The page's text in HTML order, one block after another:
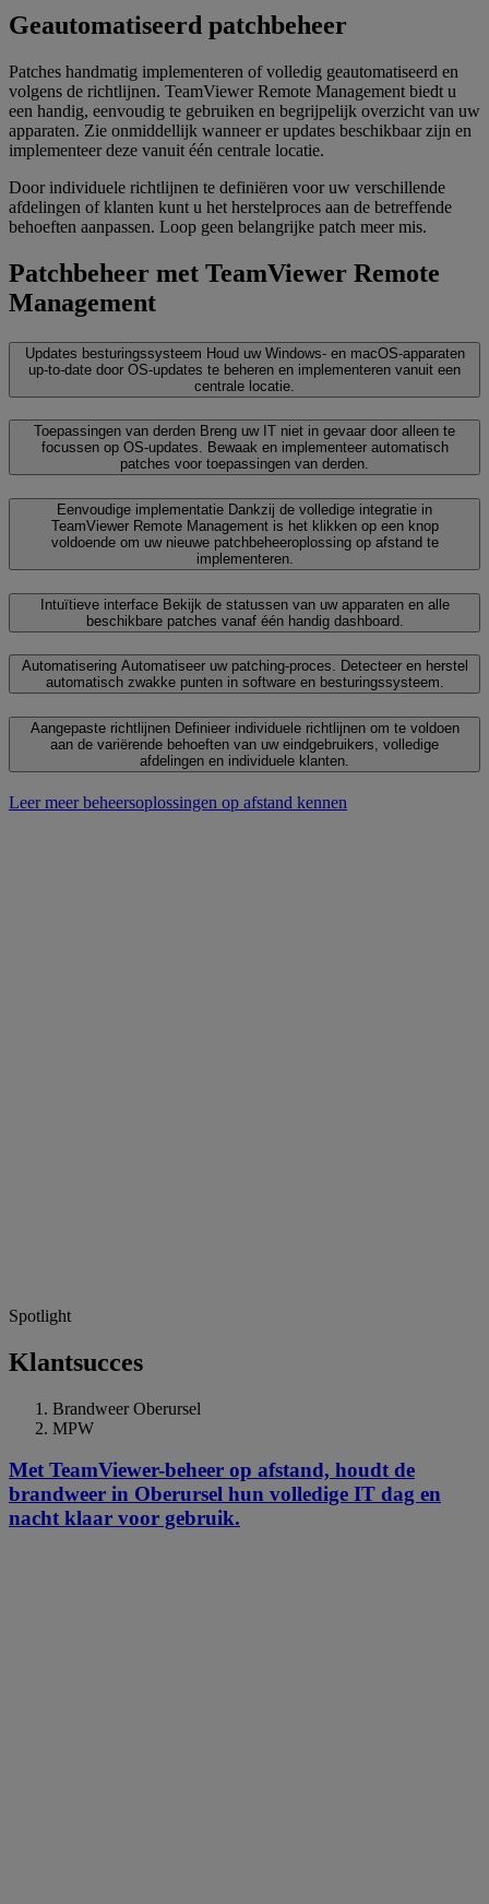
Geautomatiseerd patchbeheer
Patches handmatig implementeren of volledig geautomatiseerd en
volgens de richtlijnen. TeamViewer Remote Management biedt u
een handig, eenvoudig te gebruiken en begrijpelijk overzicht van uw
apparaten. Zie onmiddellijk wanneer er updates beschikbaar zijn en
implementeer deze vanuit één centrale locatie.
Door individuele richtlijnen te definiëren voor uw verschillende
afdelingen of klanten kunt u het herstelproces aan de betreffende
behoeften aanpassen. Loop geen belangrijke patch meer mis.
Patchbeheer met TeamViewer Remote
Management
Updates besturingssysteem Houd uw Windows- en macOS-apparaten
up-to-date door OS-updates te beheren en implementeren vanuit een
centrale locatie.
Toepassingen van derden Breng uw IT niet in gevaar door alleen te
focussen op OS-updates. Bewaak en implementeer automatisch
patches voor toepassingen van derden.
Eenvoudige implementatie Dankzij de volledige integratie in
TeamViewer Remote Management is het klikken op een knop
voldoende om uw nieuwe patchbeheeroplossing op afstand te
implementeren.
Intuïtieve interface Bekijk de statussen van uw apparaten en alle
beschikbare patches vanaf één handig dashboard.
Automatisering Automatiseer uw patching-proces. Detecteer en herstel
automatisch zwakke punten in software en besturingssysteem.
Aangepaste richtlijnen Definieer individuele richtlijnen om te voldoen
aan de variërende behoeften van uw eindgebruikers, volledige
afdelingen en individuele klanten.
Leer meer beheersoplossingen op afstand kennen
Spotlight
Klantsucces
Brandweer Oberursel
MPW
Met TeamViewer-beheer op afstand, houdt de
brandweer in Oberursel hun volledige IT dag en
nacht klaar voor gebruik.